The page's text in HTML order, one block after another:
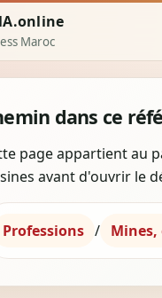
Maroc
dans ce
page appartient au
avant d'ouvrir le
Professions /